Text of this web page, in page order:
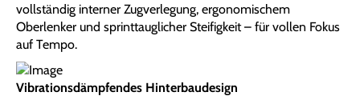
vollständig interner Zugverlegung, ergonomischem
Oberlenker und sprinttauglicher Steifigkeit – für vollen Fokus
auf Tempo.
Vibrationsdämpfendes Hinterbaudesign